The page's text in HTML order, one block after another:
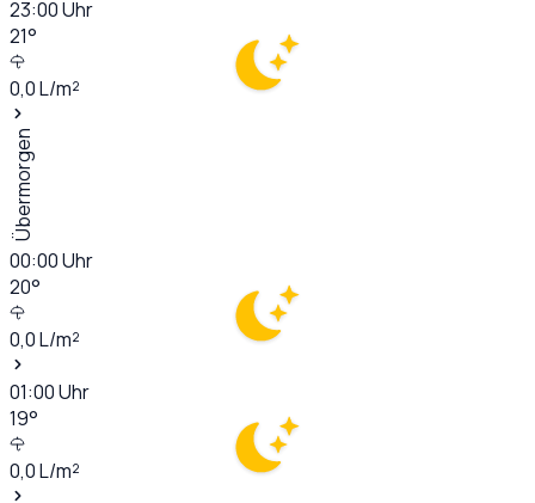
23:00Uhr
21°
0,0L/m²
Übermorgen
00:00Uhr
20°
0,0L/m²
01:00Uhr
19°
0,0L/m²